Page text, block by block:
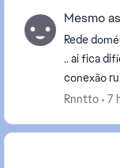
Rede
.. ai fica
conexão
Rnntto
7